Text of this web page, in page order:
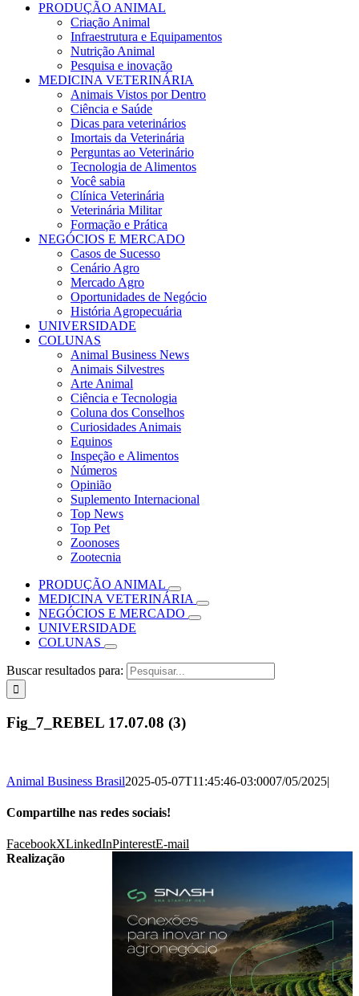
PRODUÇÃO ANIMAL
Criação Animal
Infraestrutura e Equipamentos
Nutrição Animal
Pesquisa e inovação
MEDICINA VETERINÁRIA
Animais Vistos por Dentro
Ciência e Saúde
Dicas para veterinários
Imortais da Veterinária
Perguntas ao Veterinário
Tecnologia de Alimentos
Você sabia
Clínica Veterinária
Veterinária Militar
Formação e Prática
NEGÓCIOS E MERCADO
Casos de Sucesso
Cenário Agro
Mercado Agro
Oportunidades de Negócio
História Agropecuária
UNIVERSIDADE
COLUNAS
Animal Business News
Animais Silvestres
Arte Animal
Ciência e Tecnologia
Coluna dos Conselhos
Curiosidades Animais
Equinos
Inspeção e Alimentos
Números
Opinião
Suplemento Internacional
Top News
Top Pet
Zoonoses
Zootecnia
PRODUÇÃO ANIMAL
MEDICINA VETERINÁRIA
NEGÓCIOS E MERCADO
UNIVERSIDADE
COLUNAS
Buscar resultados para:
Fig_7_REBEL 17.07.08 (3)
Animal Business Brasil2025-05-07T11:45:46-03:0007/05/2025|
Compartilhe nas redes sociais!
FacebookXLinkedInPinterestE-mail
Realização